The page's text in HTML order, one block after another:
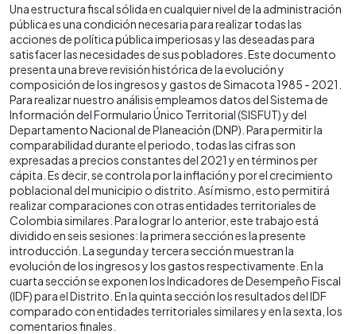
Una estructura fiscal sólida en cualquier nivel de la administración
pública es una condición necesaria para realizar todas las
acciones de política pública imperiosas y las deseadas para
satisfacer las necesidades de sus pobladores. Este documento
presenta una breve revisión histórica de la evolución y
composición de los ingresos y gastos de Simacota 1985 - 2021.
Para realizar nuestro análisis empleamos datos del Sistema de
Información del Formulario Único Territorial (SISFUT) y del
Departamento Nacional de Planeación (DNP). Para permitir la
comparabilidad durante el periodo, todas las cifras son
expresadas a precios constantes del 2021 y en términos per
cápita. Es decir, se controla por la inflación y por el crecimiento
poblacional del municipio o distrito. Así mismo, esto permitirá
realizar comparaciones con otras entidades territoriales de
Colombia similares. Para lograr lo anterior, este trabajo está
dividido en seis sesiones: la primera sección es la presente
introducción. La segunda y tercera sección muestran la
evolución de los ingresos y los gastos respectivamente. En la
cuarta sección se exponen los Indicadores de Desempeño Fiscal
(IDF) para el Distrito. En la quinta sección los resultados del IDF
comparado con entidades territoriales similares y en la sexta, los
comentarios finales.